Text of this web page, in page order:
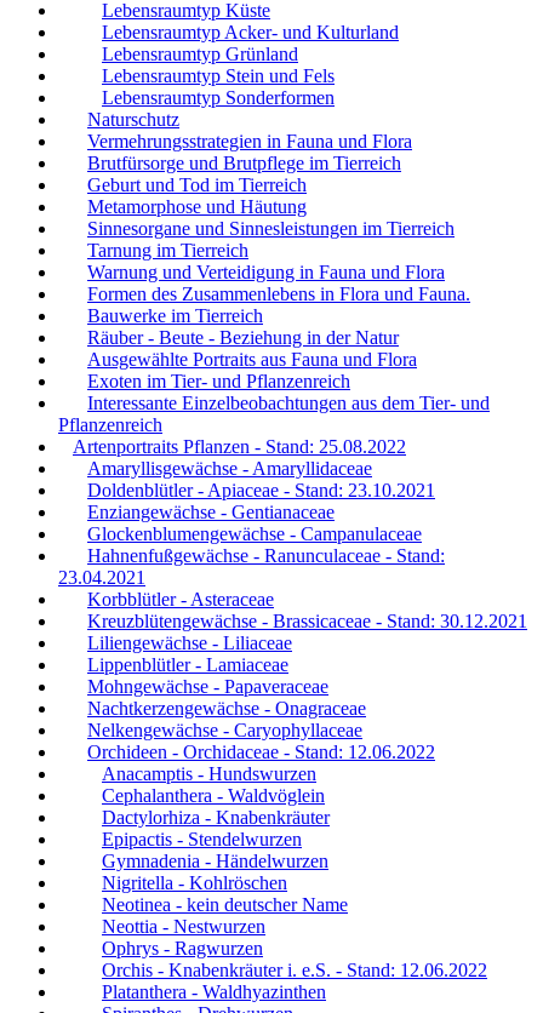
Lebensraumtyp Küste
Lebensraumtyp Acker- und Kulturland
Lebensraumtyp Grünland
Lebensraumtyp Stein und Fels
Lebensraumtyp Sonderformen
Naturschutz
Vermehrungsstrategien in Fauna und Flora
Brutfürsorge und Brutpflege im Tierreich
Geburt und Tod im Tierreich
Metamorphose und Häutung
Sinnesorgane und Sinnesleistungen im Tierreich
Tarnung im Tierreich
Warnung und Verteidigung in Fauna und Flora
Formen des Zusammenlebens in Flora und Fauna.
Bauwerke im Tierreich
Räuber - Beute - Beziehung in der Natur
Ausgewählte Portraits aus Fauna und Flora
Exoten im Tier- und Pflanzenreich
Interessante Einzelbeobachtungen aus dem Tier- und
Pflanzenreich
Artenportraits Pflanzen - Stand: 25.08.2022
Amaryllisgewächse - Amaryllidaceae
Doldenblütler - Apiaceae - Stand: 23.10.2021
Enziangewächse - Gentianaceae
Glockenblumengewächse - Campanulaceae
Hahnenfußgewächse - Ranunculaceae - Stand:
23.04.2021
Korbblütler - Asteraceae
Kreuzblütengewächse - Brassicaceae - Stand: 30.12.2021
Liliengewächse - Liliaceae
Lippenblütler - Lamiaceae
Mohngewächse - Papaveraceae
Nachtkerzengewächse - Onagraceae
Nelkengewächse - Caryophyllaceae
Orchideen - Orchidaceae - Stand: 12.06.2022
Anacamptis - Hundswurzen
Cephalanthera - Waldvöglein
Dactylorhiza - Knabenkräuter
Epipactis - Stendelwurzen
Gymnadenia - Händelwurzen
Nigritella - Kohlröschen
Neotinea - kein deutscher Name
Neottia - Nestwurzen
Ophrys - Ragwurzen
Orchis - Knabenkräuter i. e.S. - Stand: 12.06.2022
Platanthera - Waldhyazinthen